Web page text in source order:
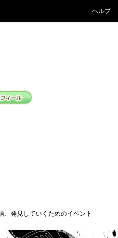
ヘルプ
、発見していくためのイベント